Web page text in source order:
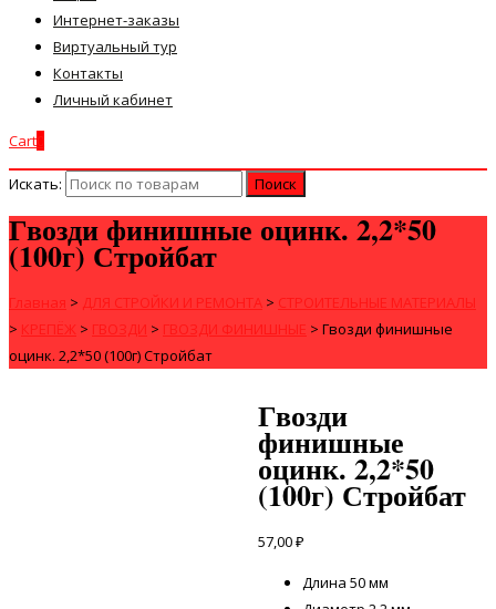
Интернет-заказы
Виртуальный тур
Контакты
Личный кабинет
Cart
Искать:
Гвозди финишные оцинк. 2,2*50
(100г) Стройбат
Главная > ДЛЯ СТРОЙКИ И РЕМОНТА > СТРОИТЕЛЬНЫЕ МАТЕРИАЛЫ
> КРЕПЁЖ > ГВОЗДИ > ГВОЗДИ ФИНИШНЫЕ > Гвозди финишные
оцинк. 2,2*50 (100г) Стройбат
Гвозди
финишные
оцинк. 2,2*50
(100г) Стройбат
57,00₽
Длина 50 мм